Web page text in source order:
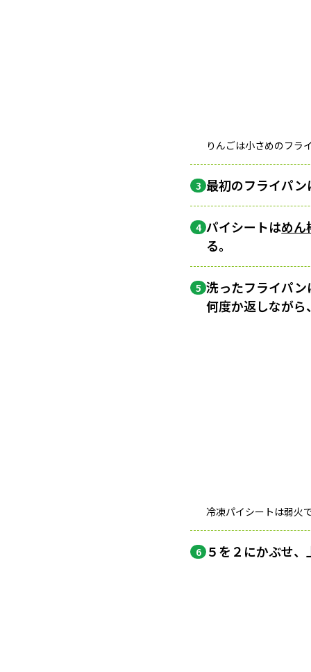
りんごは小さめのフラ
3 最初のフライパン
4 パイシートはめん
る。
5 洗ったフライパン
何度か返しながら
冷凍パイシートは弱火
6 ５を２にかぶせ、